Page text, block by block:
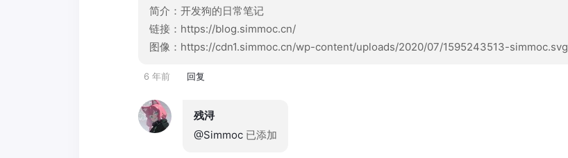
简介：开发狗的日常笔记
链接：https://blog.simmoc.cn/
图像：https://cdn1.simmoc.cn/wp-content/uploads/2020/07/1595243513-simmoc.svg
6 年前 回复
残浔
@Simmoc 已添加